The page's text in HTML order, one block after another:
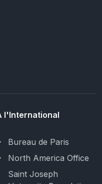
l'International
Bureau de Paris
North America Office
Saint Joseph